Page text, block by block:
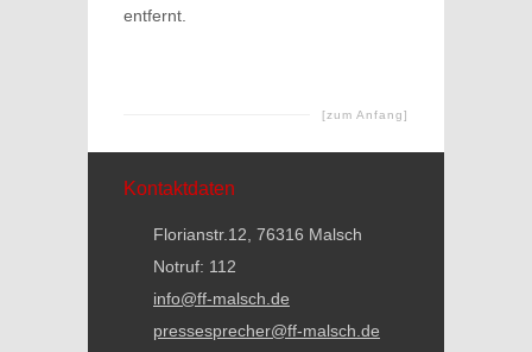
entfernt.
[zum Anfang]
Kontaktdaten
Florianstr.12, 76316 Malsch
Notruf: 112
info@ff-malsch.de
pressesprecher@ff-malsch.de